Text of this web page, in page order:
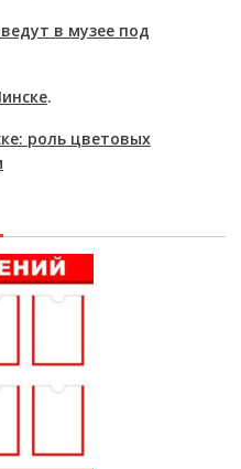
в музее под
.
роль цветовых